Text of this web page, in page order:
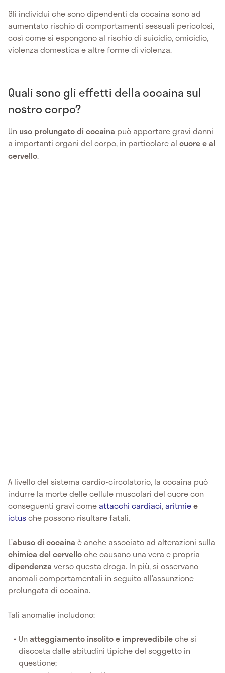
Gli individui che sono dipendenti da cocaina sono ad
aumentato rischio di comportamenti sessuali pericolosi,
così come si espongono al rischio di suicidio, omicidio,
violenza domestica e altre forme di violenza.
Quali sono gli effetti della cocaina sul
nostro corpo?
Un uso prolungato di cocaina può apportare gravi danni
a importanti organi del corpo, in particolare al cuore e al
cervello.
A livello del sistema cardio-circolatorio, la cocaina può
indurre la morte delle cellule muscolari del cuore con
conseguenti gravi comeattacchi cardiaci,aritmiee
ictusche possono risultare fatali.
L’abuso di cocaina è anche associato ad alterazioni sulla
chimica del cervelloche causano una vera e propria
dipendenza verso questa droga. In più, si osservano
anomali comportamentali in seguito all’assunzione
prolungata di cocaina.
Tali anomalie includono:
Unatteggiamento insolito e imprevedibileche si
discosta dalle abitudini tipiche del soggetto in
questione;